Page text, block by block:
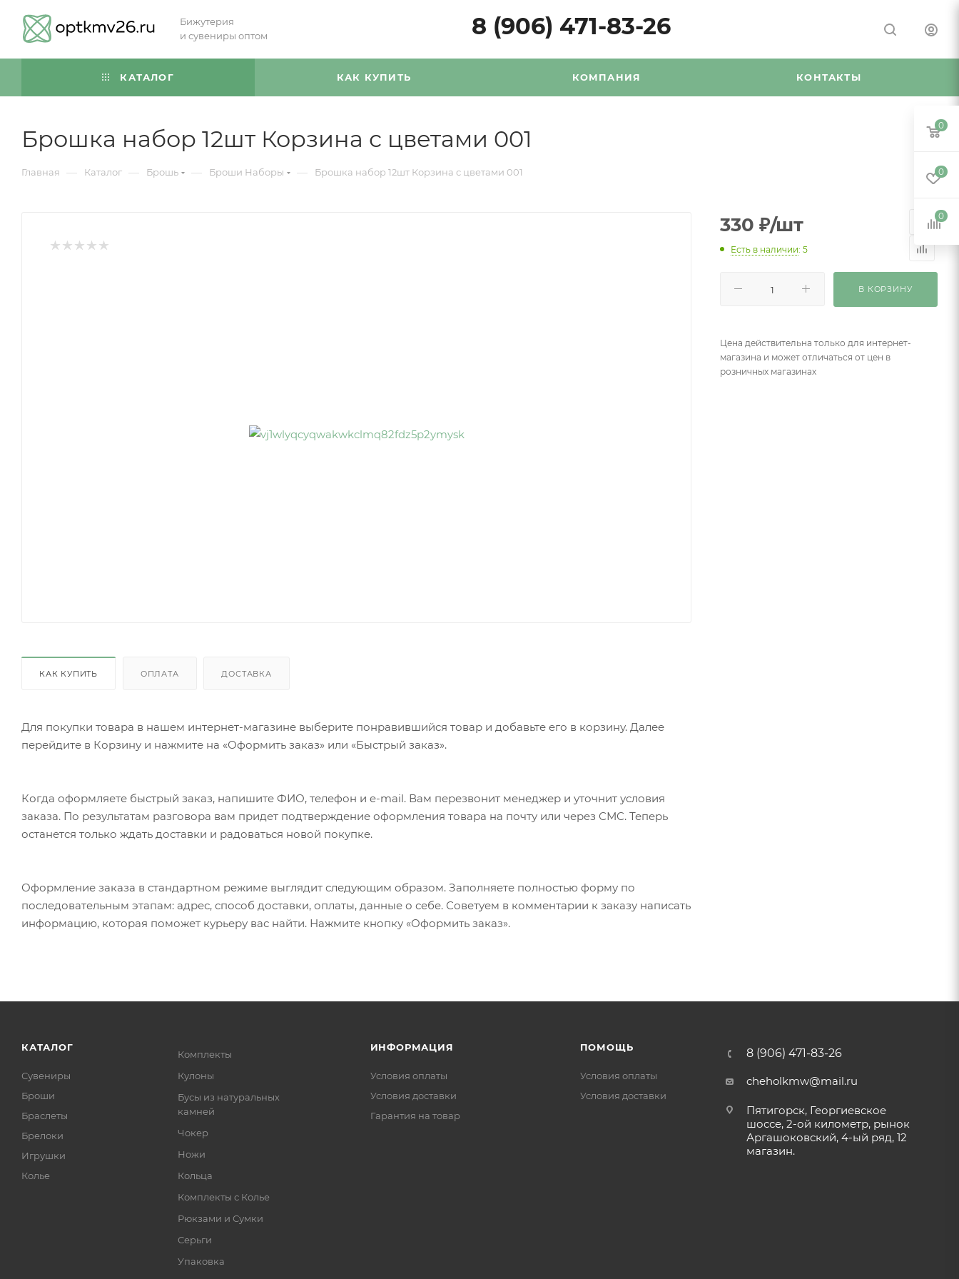
Бижутерия
и сувениры оптом
8 (906) 471-83-26
КАТАЛОГ КАК КУПИТЬ КОМПАНИЯ КОНТАКТЫ
Брошка набор 12шт Корзина с цветами 001
Главная — Каталог — Брошь — Броши Наборы — Брошка набор 12шт Корзина с цветами 001
КАК КУПИТЬ ОПЛАТА ДОСТАВКА
Для покупки товара в нашем интернет-магазине выберите понравившийся товар и добавьте его в корзину. Далее
перейдите в Корзину и нажмите на «Оформить заказ» или «Быстрый заказ».
Когда оформляете быстрый заказ, напишите ФИО, телефон и e-mail. Вам перезвонит менеджер и уточнит условия
заказа. По результатам разговора вам придет подтверждение оформления товара на почту или через СМС. Теперь
останется только ждать доставки и радоваться новой покупке.
Оформление заказа в стандартном режиме выглядит следующим образом. Заполняете полностью форму по
последовательным этапам: адрес, способ доставки, оплаты, данные о себе. Советуем в комментарии к заказу написать
информацию, которая поможет курьеру вас найти. Нажмите кнопку «Оформить заказ».
330 ₽/шт
Есть в наличии: 5
В КОРЗИНУ
Цена действительна только для интернет-
магазина и может отличаться от цен в
розничных магазинах
КАТАЛОГ
Сувениры
Броши
Браслеты
Брелоки
Игрушки
Колье
Комплекты
Кулоны
Бусы из натуральных
камней
Чокер
Ножи
Кольца
Комплекты с Колье
Рюкзами и Сумки
Серьги
Упаковка
ИНФОРМАЦИЯ
Условия оплаты
Условия доставки
Гарантия на товар
ПОМОЩЬ
Условия оплаты
Условия доставки
8 (906) 471-83-26
cheholkmw@mail.ru
Пятигорск, Георгиевское
шоссе, 2-ой километр, рынок
Аргашоковский, 4-ый ряд, 12
магазин.
0
0
0